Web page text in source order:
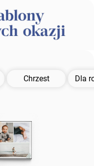
Chrzest Dla